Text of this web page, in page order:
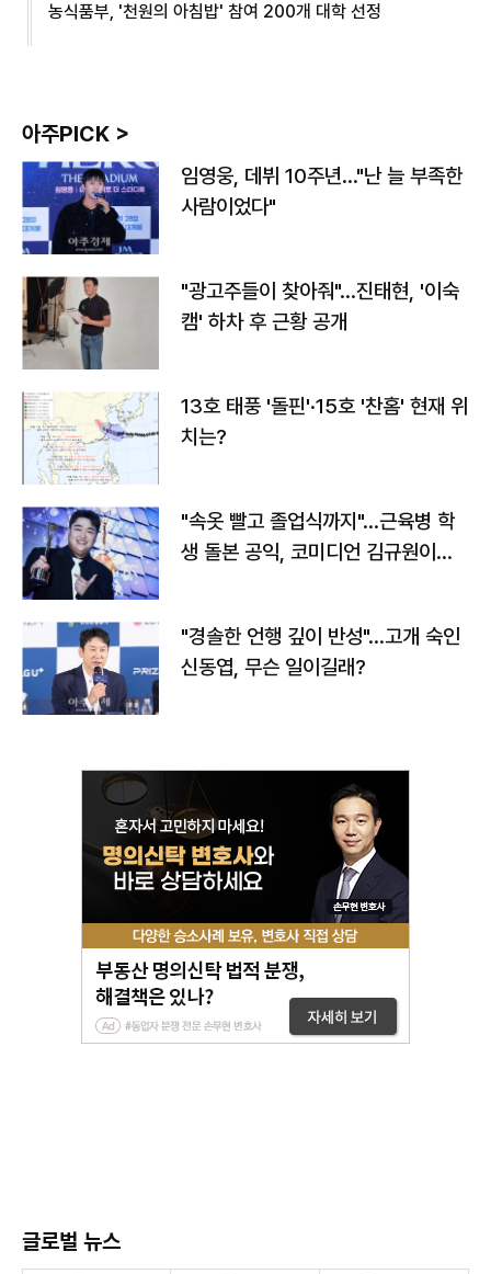
농식품부, '천원의 아침밥' 참여 200개 대학 선정
아주PICK >
임영웅, 데뷔 10주년…"난 늘 부족한
사람이었다"
"광고주들이 찾아줘"…진태현, '이숙
캠' 하차 후 근황 공개
13호 태풍 '돌핀'·15호 '찬홈' 현재 위
치는?
"속옷 빨고 졸업식까지"…근육병 학
생 돌본 공익, 코미디언 김규원이었
"경솔한 언행 깊이 반성"…고개 숙인
신동엽, 무슨 일이길래?
글로벌 뉴스